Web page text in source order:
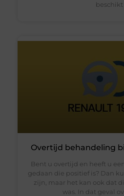
beschikt
Overtijd behandeling
Bent u overtijd en heeft u
gedaan die positief is? Dan
zijn, maar het kan ook dat
was. In dat geval